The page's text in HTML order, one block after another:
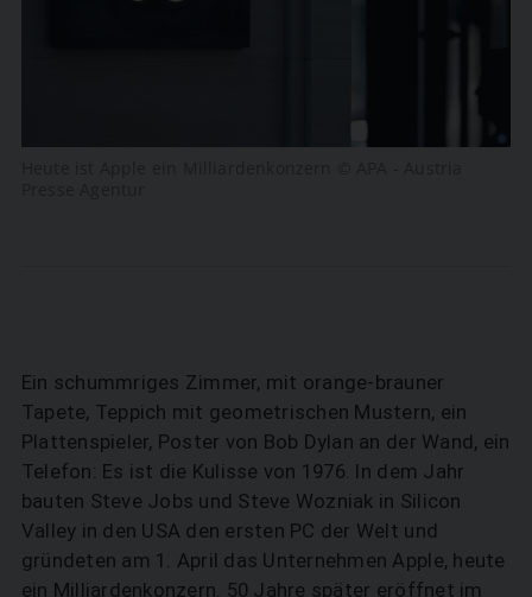
Ein schummriges Zimmer, mit orange-brauner
Tapete, Teppich mit geometrischen Mustern, ein
Plattenspieler, Poster von Bob Dylan an der Wand, ein
Telefon: Es ist die Kulisse von 1976. In dem Jahr
bauten Steve Jobs und Steve Wozniak in Silicon
Valley in den USA den ersten PC der Welt und
gründeten am 1. April das Unternehmen Apple, heute
ein Milliardenkonzern. 50 Jahre später eröffnet im